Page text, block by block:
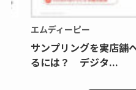
エムディーピー
サンプリングを実店舗
るには？ デジタ...